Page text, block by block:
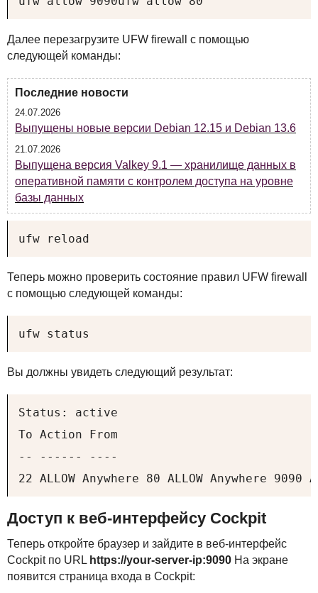
Далее перезагрузите UFW firewall с помощью
следующей команды:
Последние новости
24.07.2026
Выпущены новые версии Debian 12.15 и Debian 13.6
21.07.2026
Выпущена версия Valkey 9.1 — хранилище данных в
оперативной памяти с контролем доступа на уровне
базы данных
ufw reload
Теперь можно проверить состояние правил UFW firewall
с помощью следующей команды:
ufw status
Вы должны увидеть следующий результат:
Status: active
To Action From
-- ------ ----
22 ALLOW Anywhere 80 ALLOW Anywhere
Доступ к веб-интерфейсу Cockpit
Теперь откройте браузер и зайдите в веб-интерфейс
Cockpit по URL https://your-server-ip:9090 На экране
появится страница входа в Cockpit: